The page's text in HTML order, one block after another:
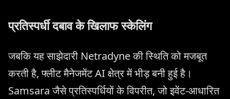
प्रतिस्पर्धी दबाव के खिलाफ स्केलिंग
जबकि यह साझेदारी Netradyne की स्थिति को मजबूत
करती है, फ्लीट मैनेजमेंट AI क्षेत्र में भीड़ बनी हुई है।
Samsara जैसे प्रतिस्पर्धियों के विपरीत, जो इवेंट-आधारित